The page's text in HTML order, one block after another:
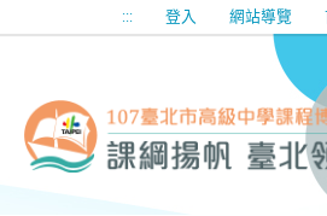
移至網頁之主要內容區位置
::: 登入 網站導覽